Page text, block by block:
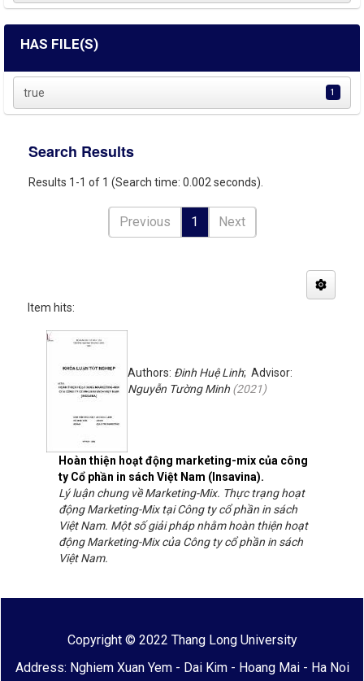
HAS FILE(S)
true 1
Search Results
Results 1-1 of 1 (Search time: 0.002 seconds).
Previous 1 Next
Item hits:
Hoàn thiện hoạt động marketing-mix của công
ty Cổ phần in sách Việt Nam (Insavina).
Authors: Đinh Huệ Linh; Advisor:
Nguyễn Tường Minh (2021)
Lý luận chung về Marketing-Mix. Thực trạng hoạt
động Marketing-Mix tại Công ty cổ phần in sách
Việt Nam. Một số giải pháp nhằm hoàn thiện hoạt
động Marketing-Mix của Công ty cổ phần in sách
Việt Nam.
Copyright © 2022 Thang Long University
Address: Nghiem Xuan Yem - Dai Kim - Hoang Mai - Ha Noi